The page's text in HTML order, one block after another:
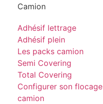
Camion
Adhésif lettrage
Adhésif plein
Les packs camion
Semi Covering
Total Covering
Configurer son flocage
camion